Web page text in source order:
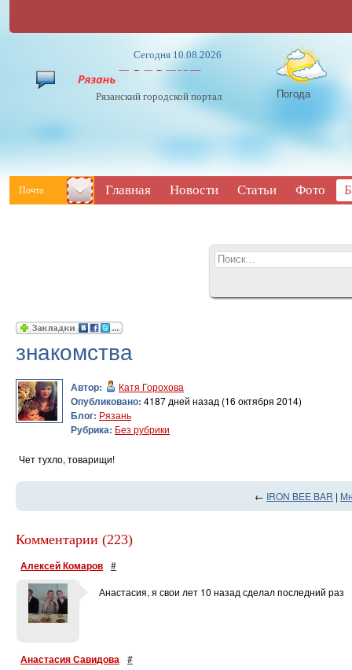
Сегодня 10.08.2026
Рязанский городской портал Погода
Почта Главная Новости Статьи Фото
знакомства
Автор: Катя Горохова
Опубликовано: 4187 дней назад (16 октября 2014)
Блог: Рязань
Рубрика: Без рубрики
Чет тухло, товарищи!
← IRON BEE BAR |
Комментарии (223)
Алексей Комаров #
Анастасия, я свои лет 10 назад сделал последний раз
Анастасия Савидова #